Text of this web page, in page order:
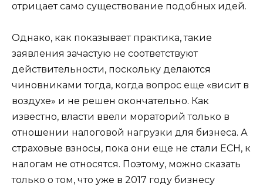
отрицает само существование подобных идей.
Однако, как показывает практика, такие
заявления зачастую не соответствуют
действительности, поскольку делаются
чиновниками тогда, когда вопрос еще «висит в
воздухе» и не решен окончательно. Как
известно, власти ввели мораторий только в
отношении налоговой нагрузки для бизнеса. А
страховые взносы, пока они еще не стали ЕСН, к
налогам не относятся. Поэтому, можно сказать
только о том, что уже в 2017 году бизнесу